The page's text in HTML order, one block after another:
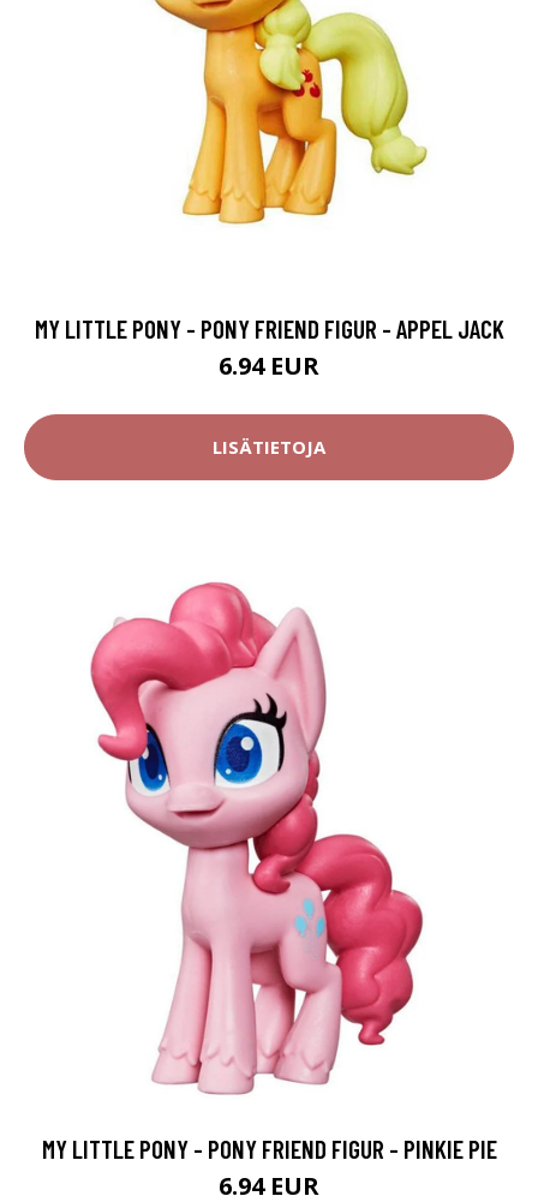
MY LITTLE PONY - PONY FRIEND FIGUR - APPEL JACK
6.94 EUR
LISÄTIETOJA
MY LITTLE PONY - PONY FRIEND FIGUR - PINKIE PIE
6.94 EUR